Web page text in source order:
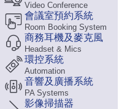
Video Conference
會議室預約系統
Room Booking System
商務耳機及麥克風
Headset & Mics
環控系統
Automation
音響及廣播系統
PA Systems
影像掃描器